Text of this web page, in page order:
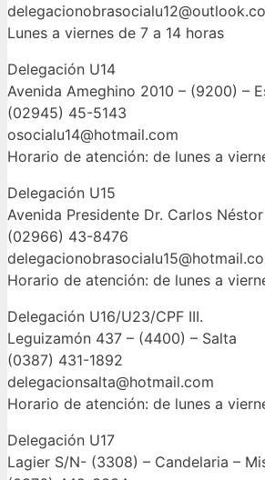
Lunes a viernes de 7 a 14 horas
Delegación U14
Avenida Ameghino 2010 – (9200) –
(02945) 45-5143
osocialu14@hotmail.com
Horario de atención: de lunes a
Delegación U15
Avenida Presidente Dr. Carlos
(02966) 43-8476
Horario de atención: de lunes a
Delegación U16/U23/CPF III.
Leguizamón 437 – (4400) – Salta
(0387) 431-1892
delegacionsalta@hotmail.com
Horario de atención: de lunes a
Delegación U17
Lagier S/N- (3308) – Candelaria –